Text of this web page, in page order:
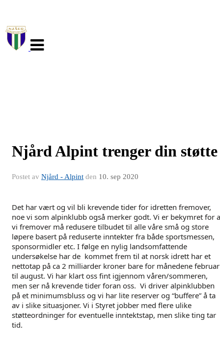
navigasjon
Njård Alpint trenger din støtte
Postet av Njård - Alpint den 10. sep 2020
Det har vært og vil bli krevende tider for idretten fremover,
noe vi som alpinklubb også merker godt. Vi er bekymret for
vi fremover må redusere tilbudet til alle våre små og store
løpere basert på reduserte inntekter fra både sportsmessen,
sponsormidler etc. I følge en nylig landsomfattende
undersøkelse har de kommet frem til at norsk idrett har et
nettotap på ca 2 milliarder kroner bare for månedene februar
til august. Vi har klart oss fint igjennom våren/sommeren,
men ser nå krevende tider foran oss. Vi driver alpinklubben
på et minimumsbluss og vi har lite reserver og “buffere” å ta
av i slike situasjoner. Vi i Styret jobber med flere ulike
støtteordninger for eventuelle inntektstap, men slike ting tar
tid.